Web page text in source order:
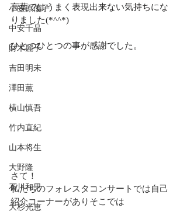
小笠原優子
中安千晶
財木麗子
吉田明未
澤田薫
横山慎吾
竹内直紀
山本将生
大野隆
石川和男
大杉光恵
言葉ではうまく表現出来ない気持ちにな
りました(*^^*)
ひとつひとつの事が感謝でした。
さて！
私たちのフォレスタコンサートでは自己
紹介コーナーがありそこでは